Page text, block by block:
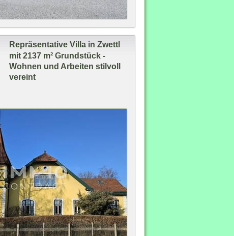
Repräsentative Villa in Zwettl
mit 2137 m² Grundstück -
Wohnen und Arbeiten stilvoll
vereint